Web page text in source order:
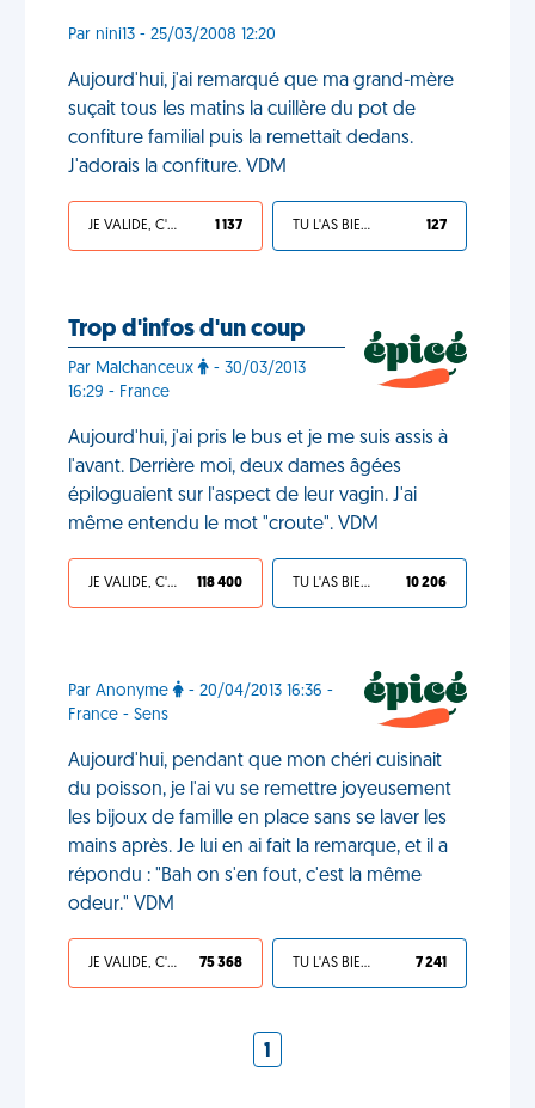
Par nini13 - 25/03/2008 12:20
Aujourd'hui, j'ai remarqué que ma grand-mère
suçait tous les matins la cuillère du pot de
confiture familial puis la remettait dedans.
J'adorais la confiture. VDM
JE VALIDE, C'EST UNE VDM 1 137 TU L'AS BIEN MÉRITÉ 127
Trop d'infos d'un coup
Par Malchanceux
- 30/03/2013
16:29 - France
Aujourd'hui, j'ai pris le bus et je me suis assis à
l'avant. Derrière moi, deux dames âgées
épiloguaient sur l'aspect de leur vagin. J'ai
même entendu le mot "croute". VDM
JE VALIDE, C'EST UNE VDM 118 400 TU L'AS BIEN MÉRITÉ 10 206
Par Anonyme
- 20/04/2013 16:36 -
France - Sens
Aujourd'hui, pendant que mon chéri cuisinait
du poisson, je l'ai vu se remettre joyeusement
les bijoux de famille en place sans se laver les
mains après. Je lui en ai fait la remarque, et il a
répondu : "Bah on s'en fout, c'est la même
odeur." VDM
JE VALIDE, C'EST UNE VDM 75 368 TU L'AS BIEN MÉRITÉ 7 241
1